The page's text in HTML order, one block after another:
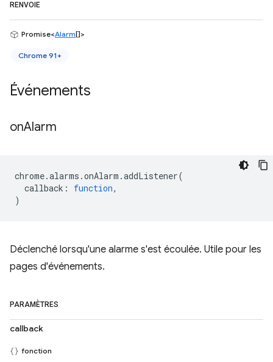
RENVOIE
Promise<Alarm[]>
Chrome 91+
Événements
onAlarm
chrome.alarms .onAlarm .addListener(
callback : function,
)
Déclenché lorsqu'une alarme s'est écoulée. Utile pour les
pages d'événements.
PARAMÈTRES
callback
fonction